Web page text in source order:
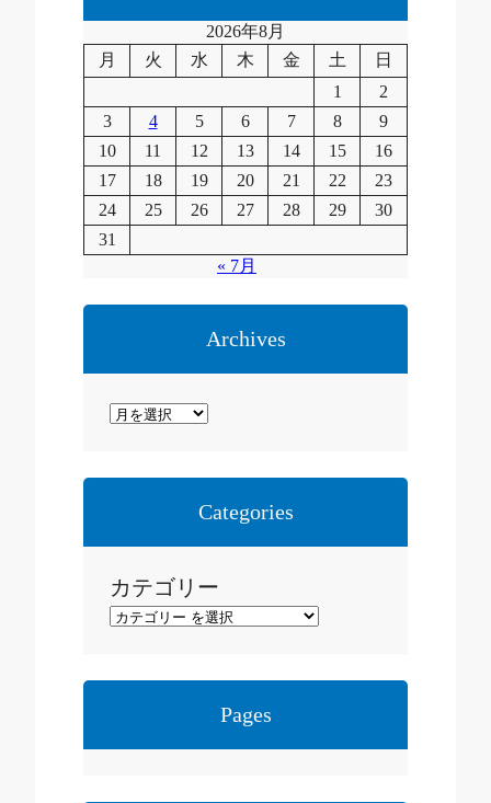
2026年8月
月
火 水 木 金 土
日
1
2
3
4 5 6 7 8
9
10
11 12 13 14 15
16
17
18 19 20 21 22
23
24
25 26 27 28 29
30
31
« 7月
Archives
ア
カ
Categories
カテゴリー
Pages